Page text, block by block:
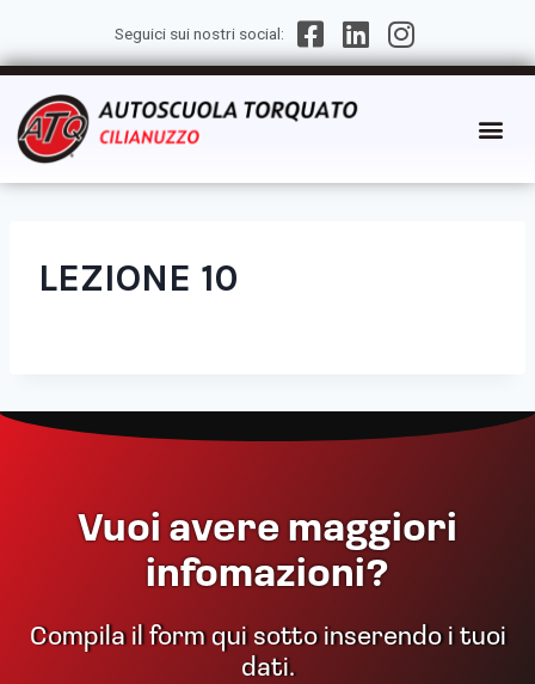
Seguici sui nostri social:
LEZIONE 10
Vuoi avere maggiori
infomazioni?
Compila il form qui sotto inserendo i tuoi
dati.